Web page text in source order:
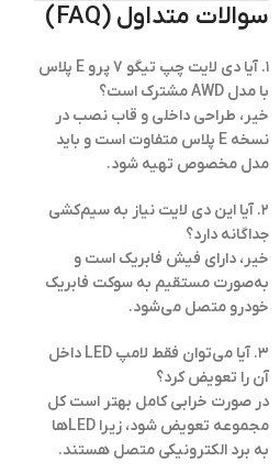
سوالات متداول (FAQ)
۱. آیا دی لایت چپ تیگو 7 پرو E پلاس
با مدل AWD مشترک است؟
خیر، طراحی داخلی و قاب نصب در
نسخه E پلاس متفاوت است و باید
مدل مخصوص تهیه شود.
۲. آیا این دی لایت نیاز به سیم‌کشی
جداگانه دارد؟
خیر، دارای فیش فابریک است و
به‌صورت مستقیم به سوکت فابریک
خودرو متصل می‌شود.
۳. آیا می‌توان فقط لامپ LED داخل
آن را تعویض کرد؟
در صورت خرابی کامل بهتر است کل
مجموعه تعویض شود، زیرا LEDها
به برد الکترونیکی متصل هستند.